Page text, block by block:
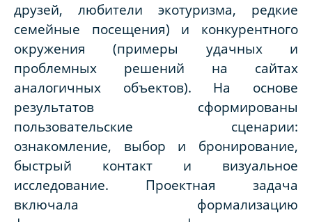
друзей, любители экотуризма, редкие
семейные посещения) и конкурентного
окружения (примеры удачных и
проблемных решений на сайтах
аналогичных объектов). На основе
результатов сформированы
пользовательские сценарии:
ознакомление, выбор и бронирование,
быстрый контакт и визуальное
исследование. Проектная задача
включала формализацию